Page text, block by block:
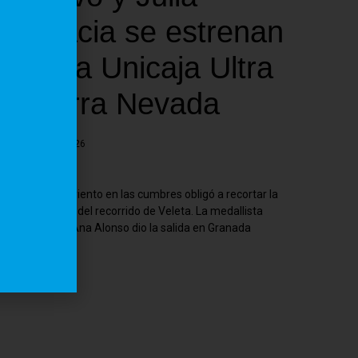
Gracia se estrenan
en la Unicaja Ultra
Sierra Nevada
abril 12, 2026
El fuerte viento en las cumbres obligó a recortar la
parte alta del recorrido de Veleta. La medallista
olímpica Ana Alonso dio la salida en Granada